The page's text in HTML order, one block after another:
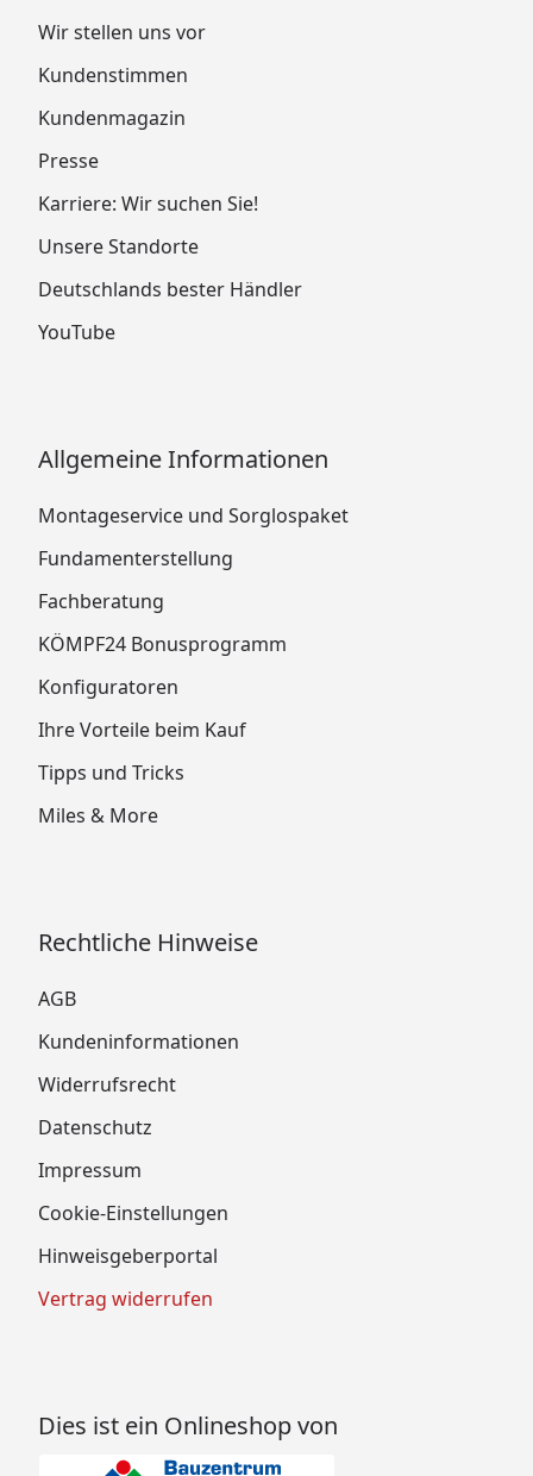
Wir stellen uns vor
Kundenstimmen
Kundenmagazin
Presse
Karriere: Wir suchen Sie!
Unsere Standorte
Deutschlands bester Händler
YouTube
Allgemeine Informationen
Montageservice und Sorglospaket
Fundamenterstellung
Fachberatung
KÖMPF24 Bonusprogramm
Konfiguratoren
Ihre Vorteile beim Kauf
Tipps und Tricks
Miles & More
Rechtliche Hinweise
AGB
Kundeninformationen
Widerrufsrecht
Datenschutz
Impressum
Cookie-Einstellungen
Hinweisgeberportal
Vertrag widerrufen
Dies ist ein Onlineshop von